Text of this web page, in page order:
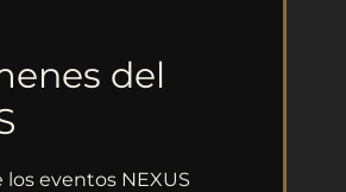
del
los eventos NEXUS